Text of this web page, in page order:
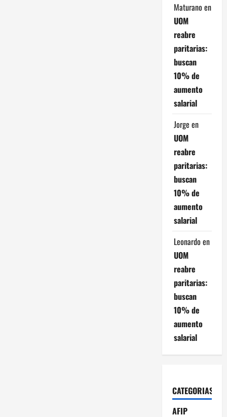
Maturano en
UOM
reabre
paritarias:
buscan
10% de
aumento
salarial
Jorge en
UOM
reabre
paritarias:
buscan
10% de
aumento
salarial
Leonardo en
UOM
reabre
paritarias:
buscan
10% de
aumento
salarial
CATEGORIAS
AFIP